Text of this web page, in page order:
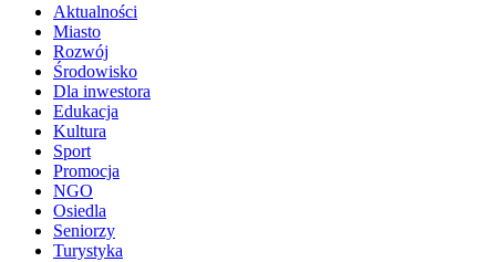
Aktualności
Miasto
Rozwój
Środowisko
Dla inwestora
Edukacja
Kultura
Sport
Promocja
NGO
Osiedla
Seniorzy
Turystyka